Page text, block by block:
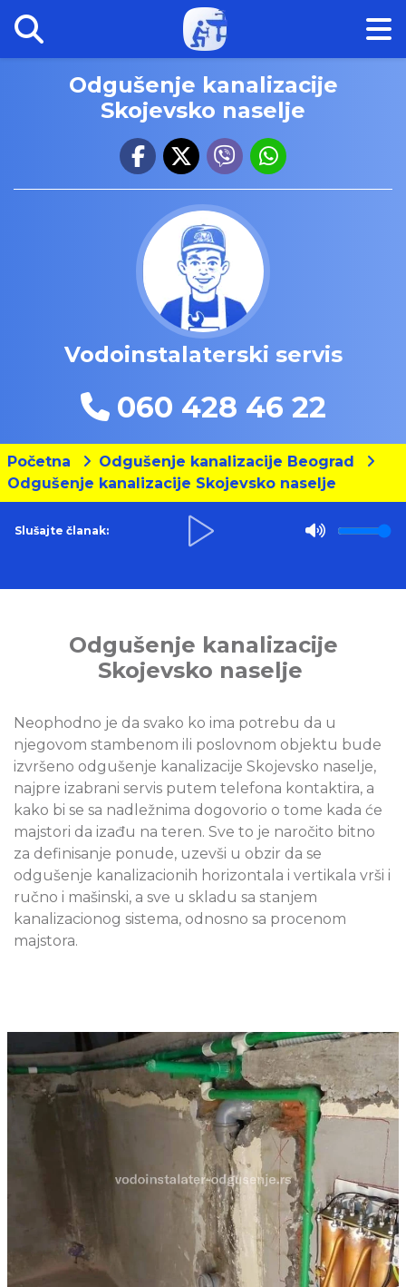
Odgušenje kanalizacije
Skojevsko naselje
Vodoinstalaterski servis
060 428 46 22
Početna
Odgušenje kanalizacije Beograd
Odgušenje kanalizacije Skojevsko naselje
Slušajte članak:
Odgušenje kanalizacije
Skojevsko naselje
Neophodno je da svako ko ima potrebu da u
njegovom stambenom ili poslovnom objektu bude
izvršeno odgušenje kanalizacije Skojevsko naselje,
najpre izabrani servis putem telefona kontaktira, a
kako bi se sa nadležnima dogovorio o tome kada će
majstori da izađu na teren. Sve to je naročito bitno
za definisanje ponude, uzevši u obzir da se
odgušenje kanalizacionih horizontala i vertikala vrši i
ručno i mašinski, a sve u skladu sa stanjem
kanalizacionog sistema, odnosno sa procenom
majstora.